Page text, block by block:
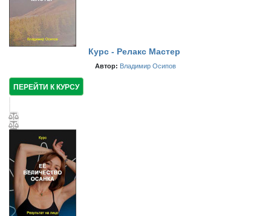
Курс - Релакс Мастер
Автор: Владимир Осипов
ПЕРЕЙТИ К КУРСУ